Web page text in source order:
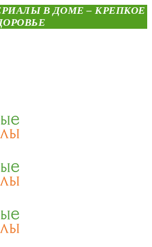
В ДОМЕ – КРЕПКОЕ